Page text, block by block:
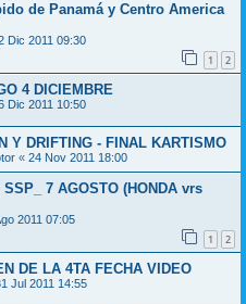
de Panamá y Centro America
Dic 2011 09:30
1 2
4 DICIEMBRE
Dic 2011 10:50
Y DRIFTING - FINAL KARTISMO
« 24 Nov 2011 18:00
7 AGOSTO (HONDA vrs
2011 07:05
1 2
DE LA 4TA FECHA VIDEO
Jul 2011 14:55